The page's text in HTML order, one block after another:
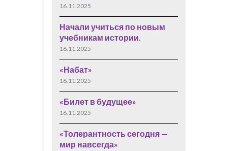
16.11.2025
Начали учиться по новым
учебникам истории.
16.11.2025
«Набат»
16.11.2025
«Билет в будущее»
16.11.2025
«Толерантность сегодня —
мир навсегда»